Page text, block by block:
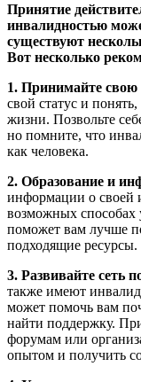
Принятие
инвалидностью
существуют
Вот несколько
1. Принимайте свою
свой статус и
жизни. Позвольте
но помните, что
как человека.
2. Образование и
информации о своей
возможных способах
поможет вам лучше
подходящие ресурсы.
3. Развивайте сеть
также имеют
может помочь вам
найти поддержку.
форумам или
опытом и получить